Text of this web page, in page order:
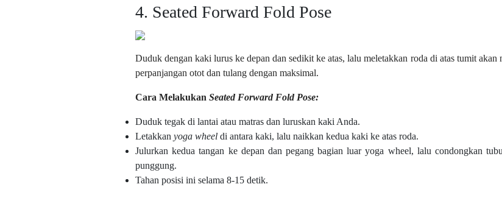
4. Seated Forward Fold Pose
Duduk dengan kaki lurus ke depan dan sedikit ke atas, lalu meletakkan roda di atas tumit akan
perpanjangan otot dan tulang dengan maksimal.
Cara MelakukanSeated Forward Fold Pose:
Duduk tegak di lantai atau matras dan luruskan kaki Anda.
Letakkanyoga wheel di antara kaki, lalu naikkan kedua kaki ke atas roda.
Julurkan kedua tangan ke depan dan pegang bagian luar yoga wheel, lalu condongkan
punggung.
Tahan posisi ini selama 8-15 detik.